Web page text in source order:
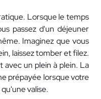
Lorsque le temps
passez d'un déjeuner
Imaginez que vous
laissez tomber et filez.
avec un plein à plein. La
prépayée lorsque votre
valise.